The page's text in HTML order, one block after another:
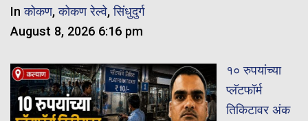
Inकोकण,कोकण रेल्वे,सिंधुदुर्ग
August 8, 2026 6:16 pm
१० रुपयांच्या
प्लॅटफॉर्म
तिकिटावर अंक